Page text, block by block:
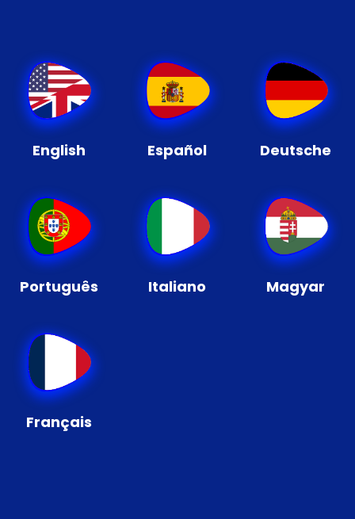
English Español Deutsche
Português Italiano Magyar
Français